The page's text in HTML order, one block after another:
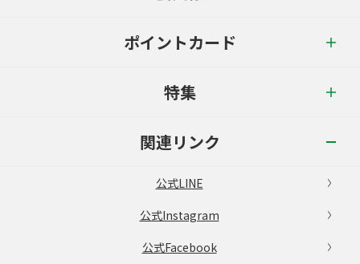
ポイントカード
特集
関連リンク
公式LINE
公式Instagram
公式Facebook